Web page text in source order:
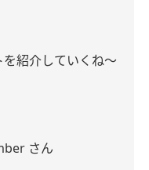
紹介していくね〜
さん